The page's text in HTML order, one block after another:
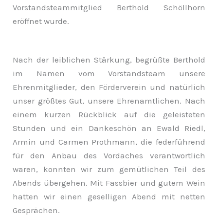
Vorstandsteammitglied Berthold Schöllhorn
eröffnet wurde.
Nach der leiblichen Stärkung, begrüßte Berthold
im Namen vom Vorstandsteam unsere
Ehrenmitglieder, den Förderverein und natürlich
unser größtes Gut, unsere Ehrenamtlichen. Nach
einem kurzen Rückblick auf die geleisteten
Stunden und ein Dankeschön an Ewald Riedl,
Armin und Carmen Prothmann, die federführend
für den Anbau des Vordaches verantwortlich
waren, konnten wir zum gemütlichen Teil des
Abends übergehen. Mit Fassbier und gutem Wein
hatten wir einen geselligen Abend mit netten
Gesprächen.